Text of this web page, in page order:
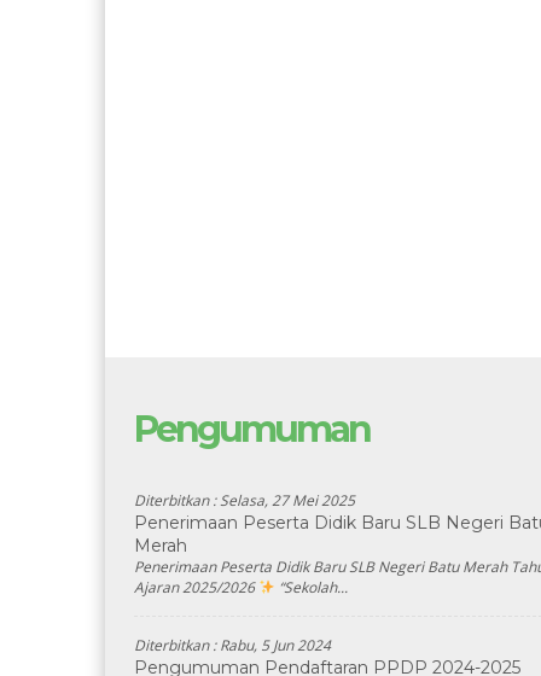
Pengumuman
Diterbitkan :Selasa, 27 Mei 2025
Penerimaan Peserta Didik Baru SLB Negeri
Merah
Penerimaan Peserta Didik Baru SLB Negeri Batu Merah
Ajaran 2025/2026
“Sekolah...
Diterbitkan :Rabu, 5 Jun 2024
Pengumuman Pendaftaran PPDP 2024-2025